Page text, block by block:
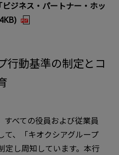
ジネス・パートナー・ホッ
行動基準の制定とコ
すべての役員および従業員
て、「キオクシアグループ
定し周知しています。本行